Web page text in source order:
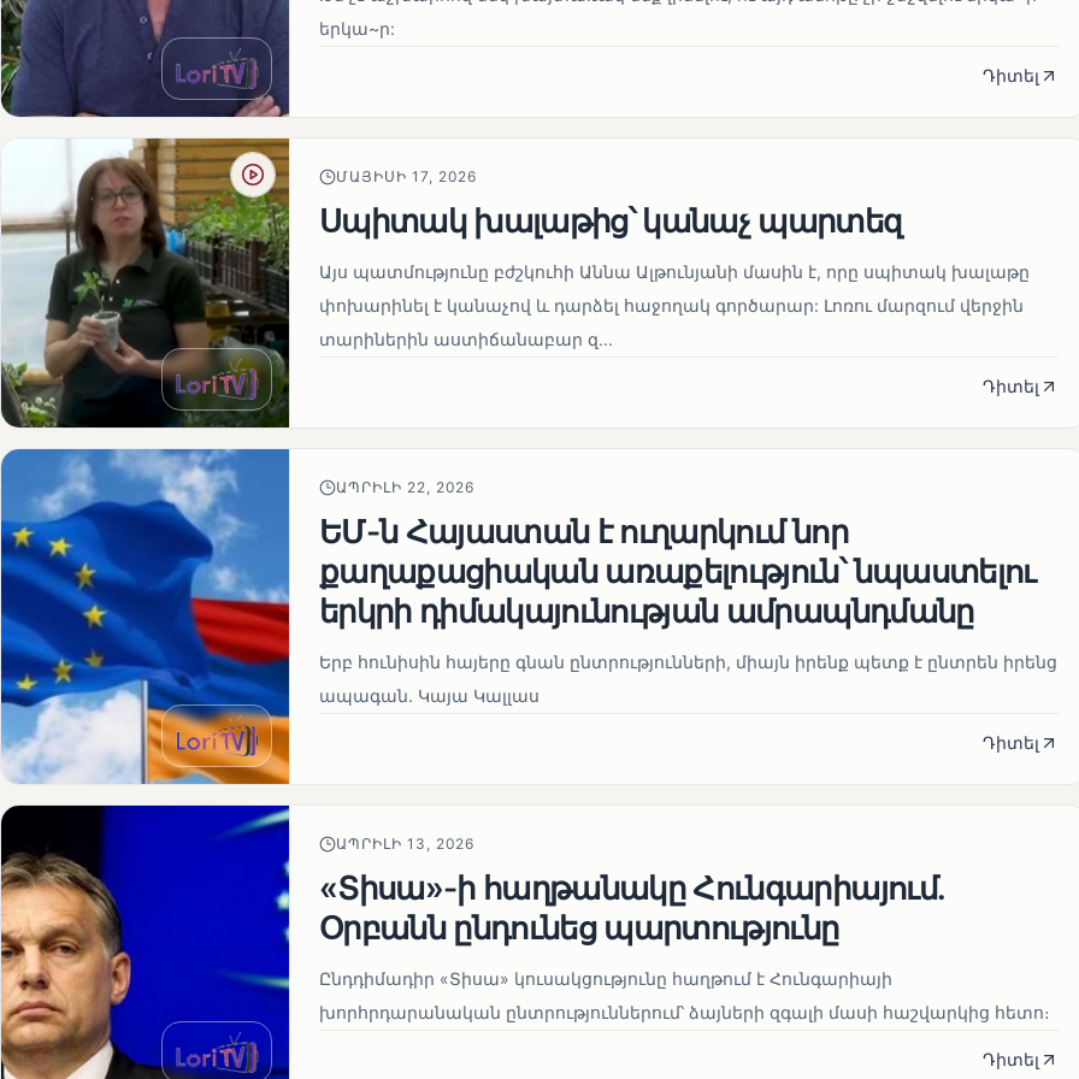
երկա~ր:
Դիտել
ՄԱՅԻՍԻ 17, 2026
Սպիտակ խալաթից՝ կանաչ պարտեզ
Այս պատմությունը բժշկուհի Աննա Ալթունյանի մասին է, որը սպիտակ խալաթը
փոխարինել է կանաչով և դարձել հաջողակ գործարար: Լոռու մարզում վերջին
տարիներին աստիճանաբար զ...
Դիտել
ԱՊՐԻԼԻ 22, 2026
ԵՄ-ն Հայաստան է ուղարկում նոր
քաղաքացիական առաքելություն՝ նպաստելու
երկրի դիմակայունության ամրապնդմանը
Երբ հունիսին հայերը գնան ընտրությունների, միայն իրենք պետք է ընտրեն իրենց
ապագան. Կայա Կալլաս
Դիտել
ԱՊՐԻԼԻ 13, 2026
«Տիսա»-ի հաղթանակը Հունգարիայում․
Օրբանն ընդունեց պարտությունը
Ընդդիմադիր «Տիսա» կուսակցությունը հաղթում է Հունգարիայի
խորհրդարանական ընտրություններում՝ ձայների զգալի մասի հաշվարկից հետո։
Դիտել